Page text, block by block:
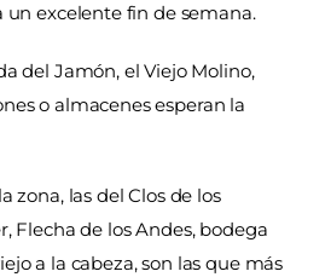
un excelente fin de semana.
del Jamón, el Viejo Molino,
o almacenes esperan la
zona, las del Clos de los
Flecha de los Andes, bodega
a la cabeza, son las que más